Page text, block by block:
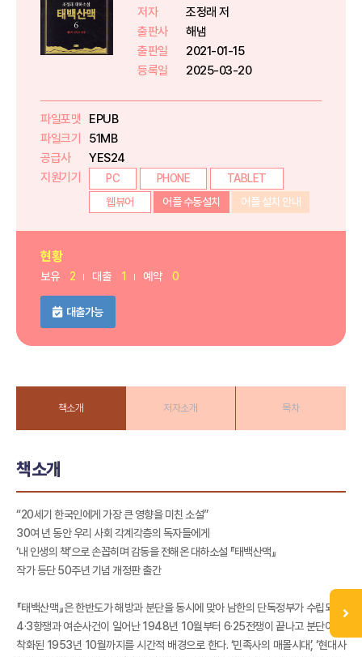
저자
조정래 저
출판사
해냄
출판일
2021-01-15
등록일
2025-03-20
파일포맷
EPUB
파일크기
51MB
공급사
YES24
지원기기
PC PHONE
TABLET
웹뷰어
어플 수동설치 어플 설치 안내
현황
보유 2 대출 1 예약 0
대출가능
책소개 저자소개 목차
책소개
“20세기 한국인에게 가장 큰 영향을 미친 소설”
30여 년 동안 우리 사회 각계각층의 독자들에게
‘내 인생의 책’으로 손꼽히며 감동을 전해온 대하소설 『태백산맥』
작가 등단 50주년 기념 개정판 출간
『태백산맥』은 한반도가 해방과 분단을 동시에 맞아 남한의 단독정부가 수립되고,
4·3항쟁과 여순사건이 일어난 1948년 10월부터 6·25전쟁이 끝나고 분단이 고
착화된 1953년 10월까지를 시간적 배경으로 한다. ‘민족사의 매몰시대’, ‘현대사